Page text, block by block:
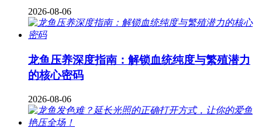
2026-08-06
龙鱼压养深度指南：解锁血统纯度与繁殖潜力
的核心密码
2026-08-06